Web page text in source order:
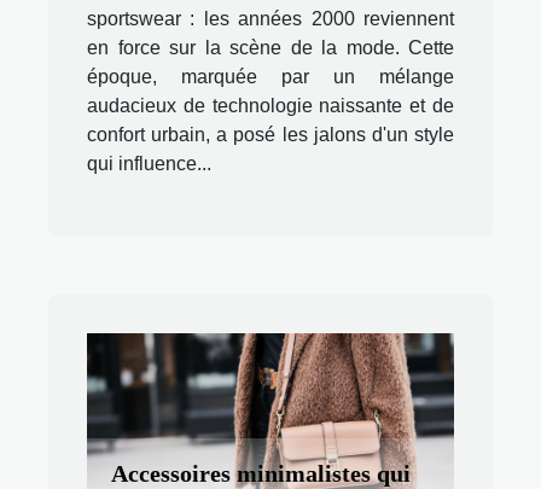
sportswear : les années 2000 reviennent
en force sur la scène de la mode. Cette
époque, marquée par un mélange
audacieux de technologie naissante et de
confort urbain, a posé les jalons d'un style
qui influence...
Accessoires minimalistes qui